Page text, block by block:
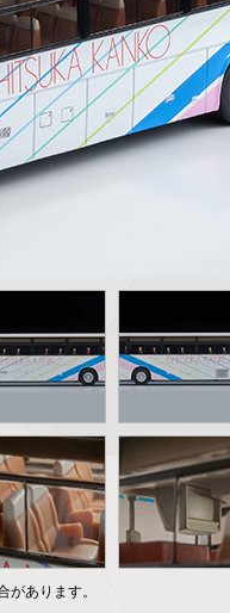
あります。